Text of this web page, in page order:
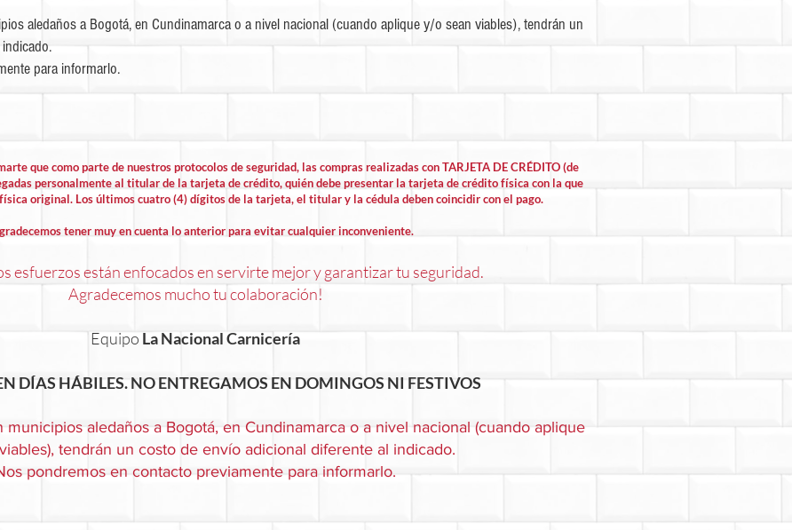
aledaños a Bogotá, en Cundinamarca o a nivel nacional (cuando aplique y/o sean viables), tendrán un
para informarlo.
que como parte de nuestros protocolos de seguridad, las compras realizadas con TARJETA DE CRÉDITO (de
personalmente al titular de la tarjeta de crédito, quién debe presentar la tarjeta de crédito física con la que
original. Los últimos cuatro (4) dígitos de la tarjeta, el titular y la cédula deben coincidir con el pago.
tener muy en cuenta lo anterior para evitar cualquier inconveniente.
esfuerzos están enfocados en servirte mejor y garantizar tu seguridad.
Agradecemos mucho tu colaboración!
Equipo La Nacional Carnicería
DÍAS HÁBILES. NO ENTREGAMOS EN DOMINGOS NI FESTIVOS
municipios aledaños a Bogotá, en Cundinamarca o a nivel nacional (cuando aplique
tendrán un costo de envío adicional diferente al indicado.
pondremos en contacto previamente para informarlo.